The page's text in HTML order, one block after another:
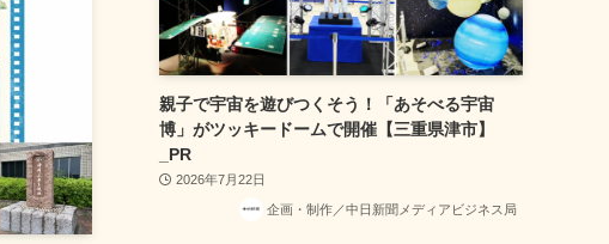
親子で宇宙を遊びつくそう！「あそべる宇宙
博」がツッキードームで開催【三重県津市】
_PR
2026年7月22日
企画・制作／中日新聞メディアビジネス局